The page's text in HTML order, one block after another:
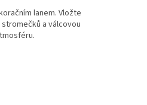
lanem. Vložte
a válcovou